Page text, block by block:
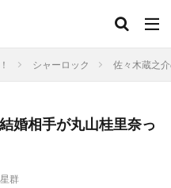
シャーロック 佐々木蔵之
婚相手が丸山桂里奈っ
群